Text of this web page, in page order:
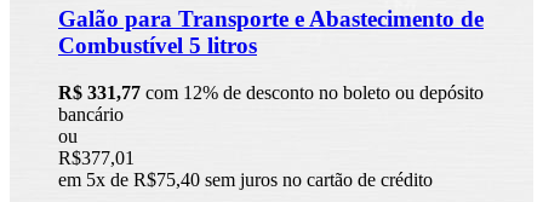
Galão para Transporte e Abastecimento de
Combustível 5 litros
R$ 331,77 com 12% de desconto no boleto ou depósito
bancário
ou
R$377,01
em 5x de R$75,40 sem juros no cartão de crédito